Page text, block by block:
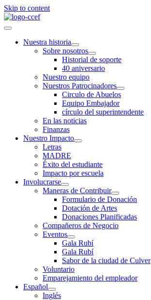
Skip to content
Nuestra historia
Sobre nosotros
Historial de soporte
40 aniversario
Nuestro equipo
Nuestros Patrocinadores
Circulo de Abuelos
Equipo Embajador
círculo del superintendente
En las noticias
Finanzas
Nuestro Impacto
Letras
MADRE
Éxito del estudiante
Impacto por escuela
Involucrarse
Maneras de Contribuir
Formulario de Donación
Dotación de Artes
Donaciones Planificadas
Compañeros de Negocio
Eventos
Gala Rubí
Gala Rubí
Sabor de la ciudad de Culver
Voluntario
Emparejamiento del empleador
Español
Inglés